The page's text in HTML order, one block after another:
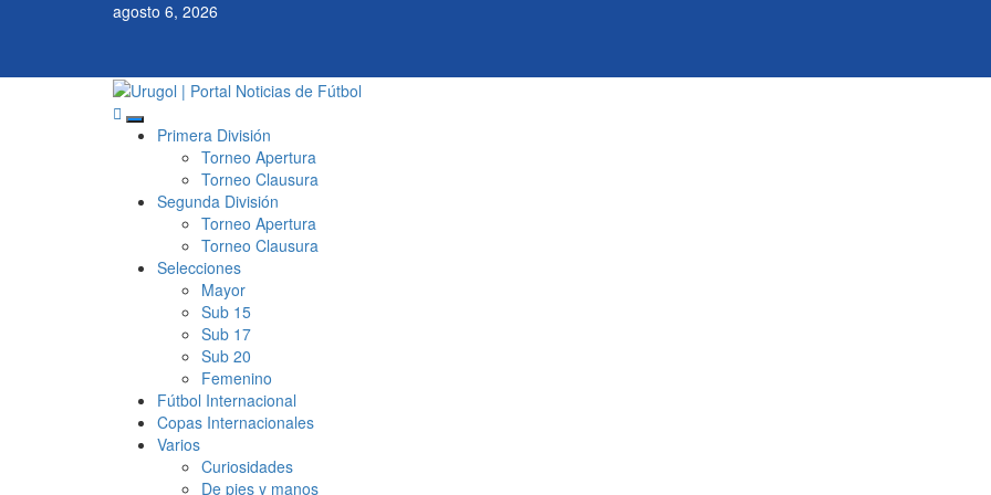
agosto 6, 2026
Menú
principal
Primera División
Torneo Apertura
Torneo Clausura
Segunda División
Torneo Apertura
Torneo Clausura
Selecciones
Mayor
Sub 15
Sub 17
Sub 20
Femenino
Fútbol Internacional
Copas Internacionales
Varios
Curiosidades
De pies y manos